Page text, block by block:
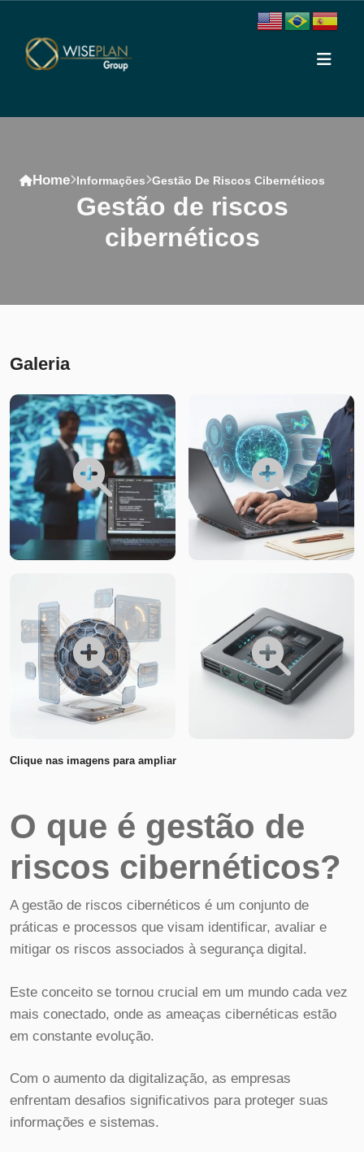
Home Informações Gestão De Riscos Cibernéticos
gestão de riscos
cibernéticos
Galeria
Clique nas imagens para ampliar
O que é gestão de
riscos cibernéticos?
A gestão de riscos cibernéticos é um conjunto de
práticas e processos que visam identificar, avaliar e
mitigar os riscos associados à segurança digital.
Este conceito se tornou crucial em um mundo cada vez
mais conectado, onde as ameaças cibernéticas estão
em constante evolução.
Com o aumento da digitalização, as empresas
enfrentam desafios significativos para proteger suas
informações e sistemas.